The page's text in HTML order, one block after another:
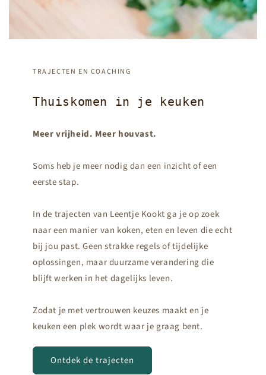
TRAJECTEN EN COACHING
Thuiskomen in je keuken
Meer vrijheid. Meer houvast.
Soms heb je meer nodig dan een inzicht of een
eerste stap.
In de trajecten van Leentje Kookt ga je op zoek
naar een manier van koken, eten en leven die echt
bij jou past. Geen strakke regels of tijdelijke
oplossingen, maar duurzame verandering die
blijft werken in het dagelijks leven.
Zodat je met vertrouwen keuzes maakt en je
keuken een plek wordt waar je graag bent.
Ontdek de trajecten